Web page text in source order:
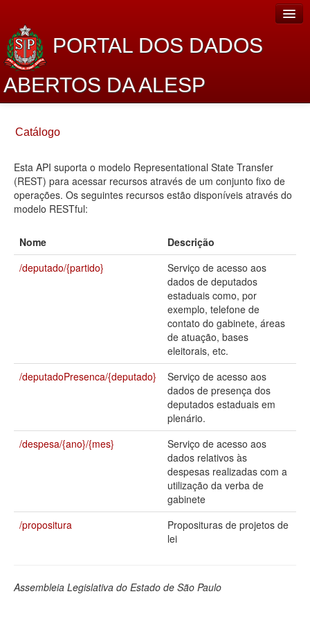
PORTAL DOS DADOS
ABERTOS DA ALESP
Sobre o projeto
Dados Abertos Alesp
Lei de Acesso à Informação
Planejamento
Catálogo de dados
Legislação
Perguntas frequentes
Catálogo
Esta API suporta o modelo Representational State Transfer
(REST) para acessar recursos através de um conjunto fixo de
operações. Os seguintes recursos estão disponíveis através do
modelo RESTful:
Nome
Descrição
/deputado/{partido}
Serviço de acesso aos
dados de deputados
estaduais como, por
exemplo, telefone de
contato do gabinete, áreas
de atuação, bases
eleitorais, etc.
/deputadoPresenca/{deputado}
Serviço de acesso aos
dados de presença dos
deputados estaduais em
plenário.
/despesa/{ano}/{mes}
Serviço de acesso aos
dados relativos às
despesas realizadas com a
utilização da verba de
gabinete
/propositura
Proposituras de projetos de
lei
Assembleia Legislativa do Estado de São Paulo